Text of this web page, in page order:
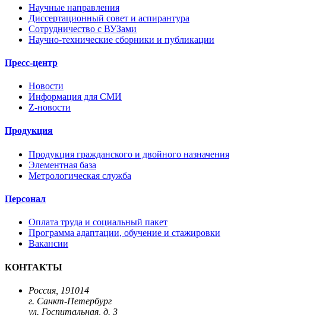
Научные направления
Диссертационный совет и аспирантура
Сотрудничество с ВУЗами
Научно-технические сборники и публикации
Пресс-центр
Новости
Информация для СМИ
Z-новости
Продукция
Продукция гражданского и двойного назначения
Элементная база
Метрологическая служба
Персонал
Оплата труда и социальный пакет
Программа адаптации, обучение и стажировки
Вакансии
КОНТАКТЫ
Россия, 191014
г. Санкт-Петербург
ул. Госпитальная, д. 3